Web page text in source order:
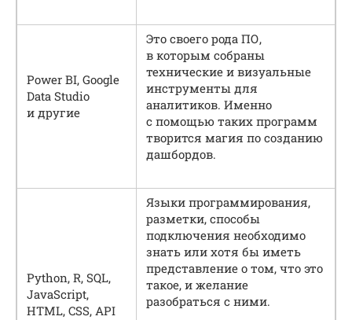
Power BI, Google
Data Studio
и другие
Это своего рода ПО,
в которым собраны
технические и визуальные
инструменты для
аналитиков. Именно
с помощью таких программ
творится магия по созданию
дашбордов.
Python, R, SQL,
JavaScript,
HTML, CSS, API
Языки программирования,
разметки, способы
подключения необходимо
знать или хотя бы иметь
представление о том, что это
такое, и желание
разобраться с ними.